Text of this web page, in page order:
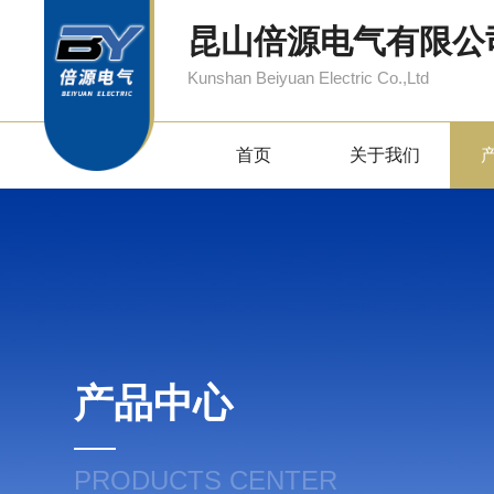
昆山倍源电气有限公
Kunshan Beiyuan Electric Co.,Ltd
首页 关于我们
产品中心
PRODUCTS CENTER